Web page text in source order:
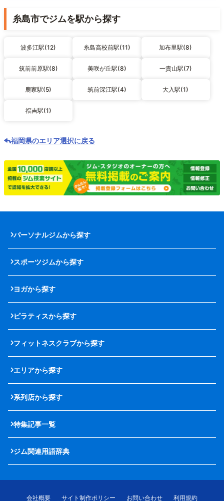
糸島市でジムを駅から探す
波多江駅(12) 糸島高校前駅(11) 加布里駅(8)
筑前前原駅(8) 美咲が丘駅(8) 一貴山駅(7)
鹿家駅(5) 筑前深江駅(4) 大入駅(1)
福吉駅(1)
福岡県のエリア選択に戻る
パーソナルジムから探す
スポーツジムから探す
ヨガから探す
ピラティスから探す
フィットネスクラブから探す
エリアから探す
系列店から探す
特集記事一覧
ジム関連用語辞典
会社概要 サイト制作ポリシー お問い合わせ
利用規約